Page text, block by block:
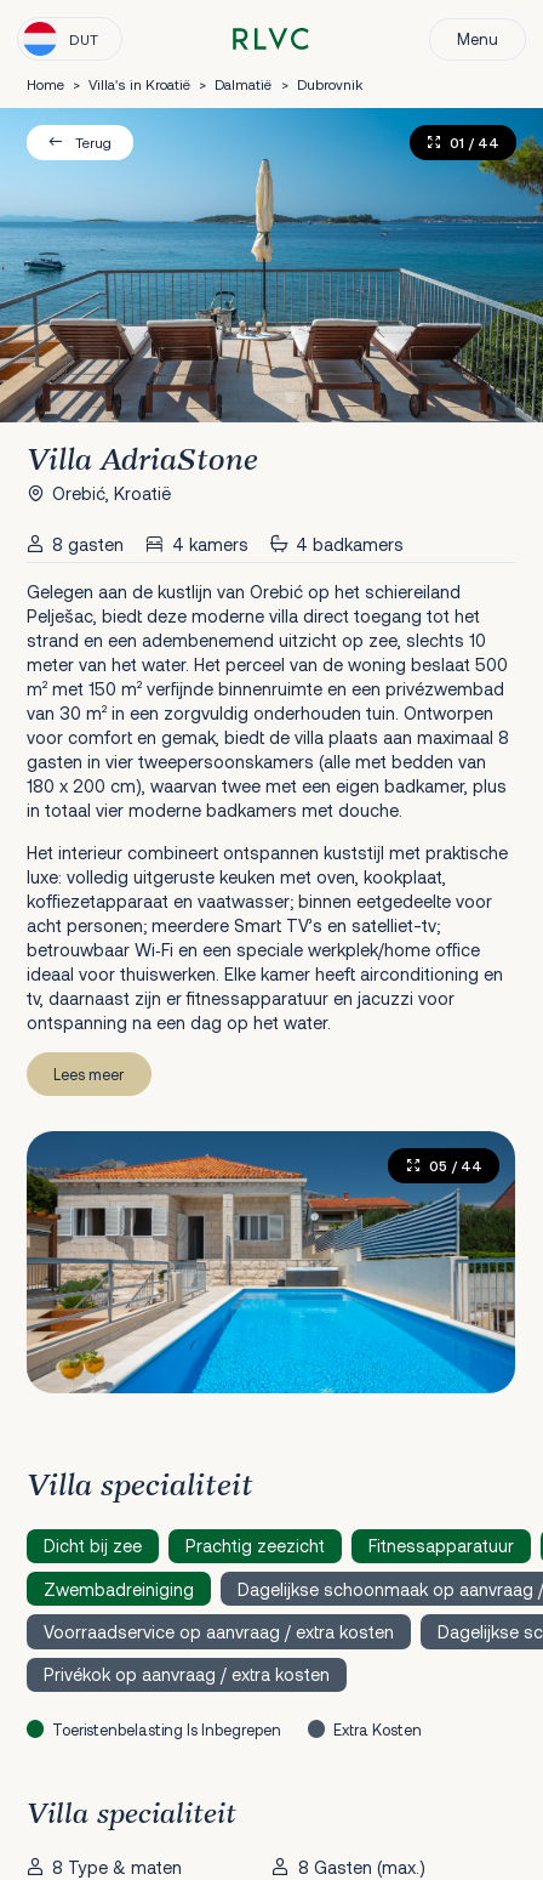
DUT Menu
Home > Villa's in Kroatië > Dalmatië > Dubrovnik
Terug 01 / 44
Villa AdriaStone
Orebić, Kroatië
8 gasten 4 kamers 4 badkamers
Gelegen aan de kustlijn van Orebić op het schiereiland
Pelješac, biedt deze moderne villa direct toegang tot het
strand en een adembenemend uitzicht op zee, slechts 10
meter van het water. Het perceel van de woning beslaat 500
m² met 150 m² verfijnde binnenruimte en een privézwembad
van 30 m² in een zorgvuldig onderhouden tuin. Ontworpen
voor comfort en gemak, biedt de villa plaats aan maximaal 8
gasten in vier tweepersoonskamers (alle met bedden van
180 x 200 cm), waarvan twee met een eigen badkamer, plus
in totaal vier moderne badkamers met douche.
Het interieur combineert ontspannen kuststijl met praktische
luxe: volledig uitgeruste keuken met oven, kookplaat,
koffiezetapparaat en vaatwasser; binnen eetgedeelte voor
acht personen; meerdere Smart TV’s en satelliet-tv;
betrouwbaar Wi‑Fi en een speciale werkplek/home office
ideaal voor thuiswerken. Elke kamer heeft airconditioning en
tv, daarnaast zijn er fitnessapparatuur en jacuzzi voor
ontspanning na een dag op het water.
Lees meer
05 / 44
Villa specialiteit
Dicht bij zee Prachtig zeezicht Fitnessapparatuur
Zwembadreiniging Dagelijkse schoonmaak op aanvraag
Voorraadservice op aanvraag / extra kosten Dagelijkse
Privékok op aanvraag / extra kosten
Toeristenbelasting Is Inbegrepen Extra Kosten
Villa specialiteit
8 Type & maten
8 Gasten (max.)